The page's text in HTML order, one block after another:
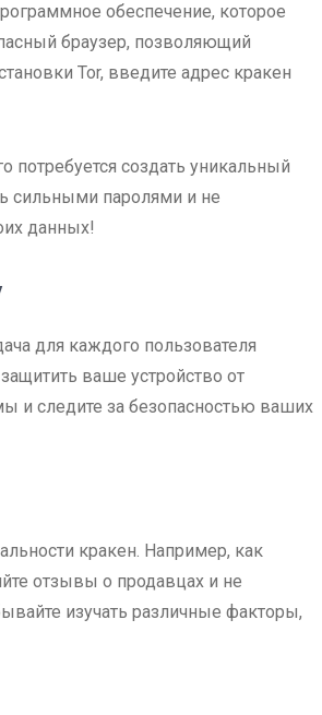
обеспечение, которое
браузер, позволяющий
Tor, введите адрес кракен
создать уникальный
сильными паролями и не
данных!
для каждого пользователя
ваше устройство от
и следите за безопасностью ваших
кракен. Например, как
отзывы о продавцах и не
изучать различные факторы,